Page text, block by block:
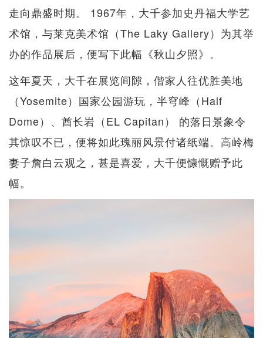
走向鼎盛时期。 1967年，大千参加史丹福大学艺
术馆，与莱克美术馆（The Laky Gallery）为其举
办的作品展后，便写下此幅《秋山夕照》。
这年夏天，大千在展览间隙，偕家人往优胜美地
（Yosemite）国家公园游玩，半穹峰（Half
Dome）、酋长岩（EL Capitan） 的落日景象令
其惊叹不已，便将如此瑰丽风景付诸纸端。高岭梅
妻子詹白云观之，甚是喜爱，大千便慷慨赠予此
幅。